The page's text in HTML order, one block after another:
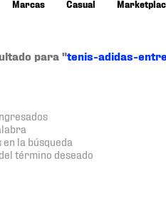
Marcas Casual
para "tenis-adidas-
la búsqueda
término deseado